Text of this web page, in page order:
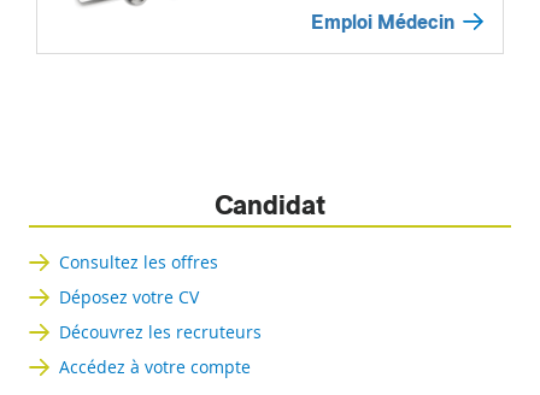
Emploi Médecin
Candidat
Consultez les offres
Déposez votre CV
Découvrez les recruteurs
Accédez à votre compte